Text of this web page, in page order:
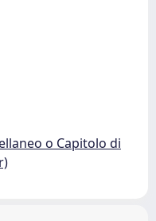
o Capitolo di